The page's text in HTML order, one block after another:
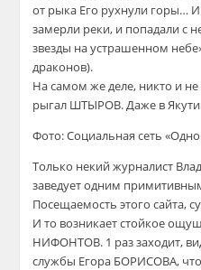
от рыка Его рухнули горы…
замерли реки, и попадали с
звезды на устрашенном
драконов).
На самом же деле, никто и
рыгал ШТЫРОВ. Даже в
Фото: Социальная сеть
Только некий журналист
заведует одним
Посещаемость этого сайта,
И то возникает стойкое
НИФОНТОВ. 1 раз заходит,
службы Егора БОРИСОВА,